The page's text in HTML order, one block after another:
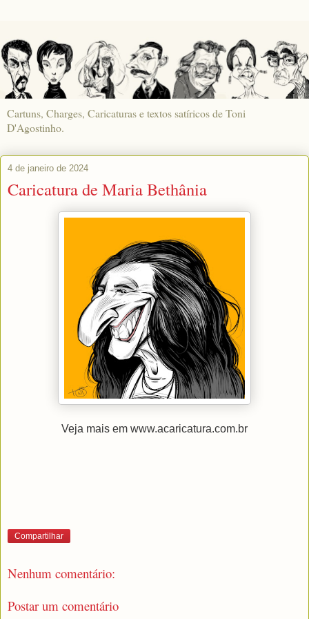
Cartuns, Charges, Caricaturas e textos satíricos de Toni
D'Agostinho.
4 de janeiro de 2024
Caricatura de Maria Bethânia
Veja mais em www.acaricatura.com.br
Compartilhar
Nenhum comentário:
Postar um comentário